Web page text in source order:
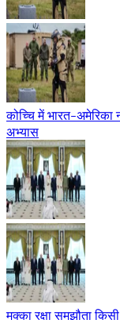
कोच्चि में भारत-
अभ्यास
मक्का रक्षा समझौता